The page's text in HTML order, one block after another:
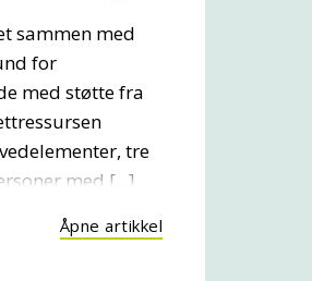
sammen med
for
med støtte fra
tre
med [...]
Åpne artikkel